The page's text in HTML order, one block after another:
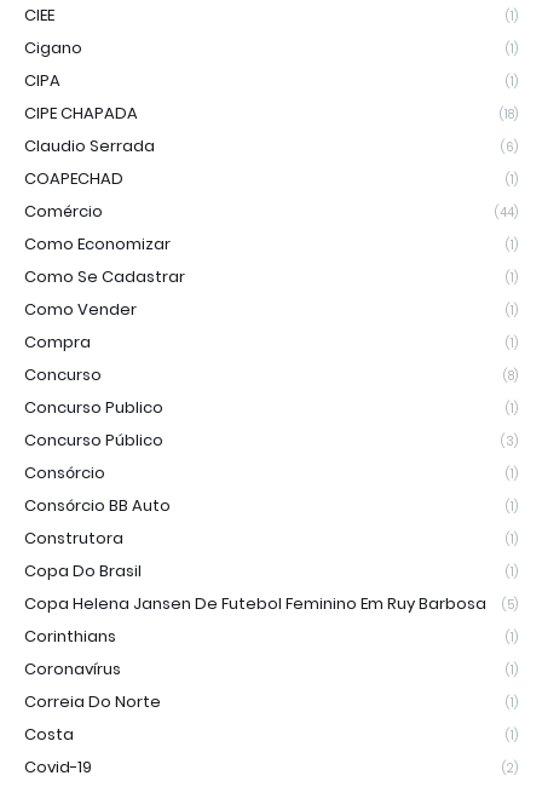
CIEE (1)
Cigano (1)
CIPA (1)
CIPE CHAPADA (18)
Claudio Serrada (6)
COAPECHAD (1)
Comércio (44)
Como Economizar (1)
Como Se Cadastrar (1)
Como Vender (1)
Compra (1)
Concurso (8)
Concurso Publico (1)
Concurso Público (3)
Consórcio (1)
Consórcio BB Auto (1)
Construtora (1)
Copa Do Brasil (1)
Copa Helena Jansen De Futebol Feminino Em Ruy Barbosa (5)
Corinthians (1)
Coronavírus (1)
Correia Do Norte (1)
Costa (1)
Covid-19 (2)